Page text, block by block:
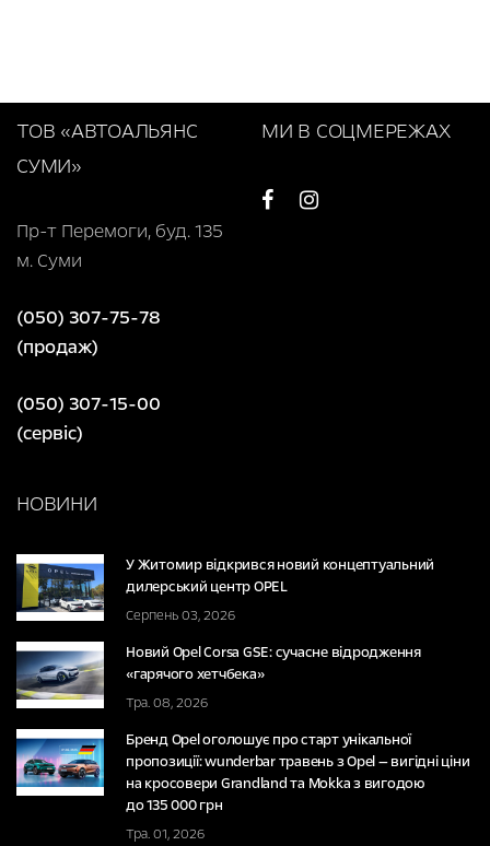
ТОВ «АВТОАЛЬЯНС
СУМИ»
Пр-т Перемоги, буд. 135
м. Суми
(050) 307-75-78
(продаж)
(050) 307-15-00
(сервіс)
МИ В СОЦМЕРЕЖАХ
НОВИНИ
У Житомир відкрився новий концептуальний
дилерський центр OPEL
Серпень 03, 2026
Новий Opel Corsa GSE: сучасне відродження
«гарячого хетчбека»
Тра. 08, 2026
Бренд Opel оголошує про старт унікальної
пропозиції: wunderbar травень з Opel — вигідні ціни
на кросовери Grandland та Mokka з вигодою
до 135 000 грн
Тра. 01, 2026